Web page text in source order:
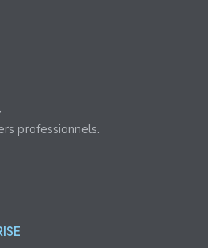
professionnels.